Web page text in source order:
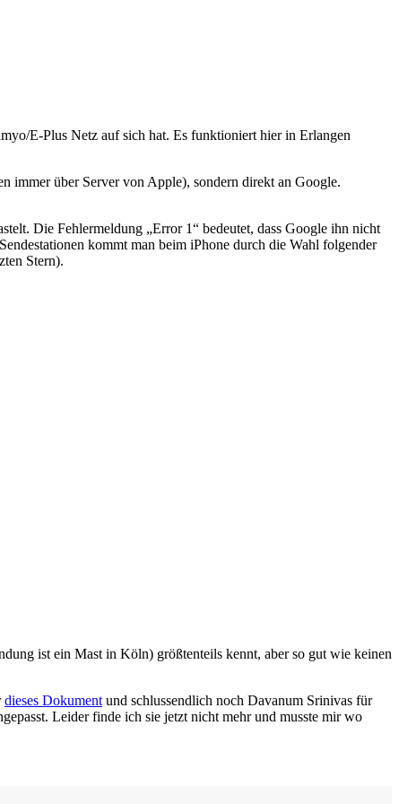
E-Plus Netz auf sich hat. Es funktioniert hier in Erlangen
immer über Server von Apple), sondern direkt an Google.
Die Fehlermeldung „Error 1“ bedeutet, dass Google ihn nicht
kommt man beim iPhone durch die Wahl folgender
Stern).
ist ein Mast in Köln) größtenteils kennt, aber so gut wie keinen
dieses Dokument und schlussendlich noch Davanum Srinivas für
Leider finde ich sie jetzt nicht mehr und musste mir wo